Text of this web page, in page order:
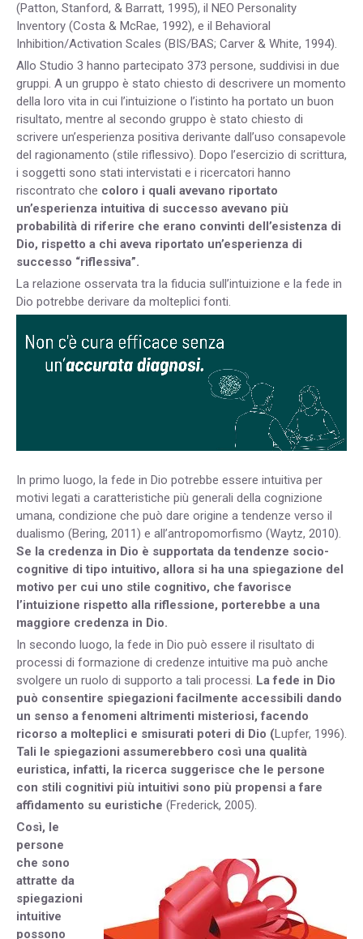
(Patton, Stanford, & Barratt, 1995), il NEO Personality
Inventory (Costa & McRae, 1992), e il Behavioral
Inhibition/Activation Scales (BIS/BAS; Carver & White, 1994).
Allo Studio 3 hanno partecipato 373 persone, suddivisi in due
gruppi. A un gruppo è stato chiesto di descrivere un momento
della loro vita in cui l’intuizione o l’istinto ha portato un buon
risultato, mentre al secondo gruppo è stato chiesto di
scrivere un’esperienza positiva derivante dall’uso consapevole
del ragionamento (stile riflessivo). Dopo l’esercizio di scrittura,
i soggetti sono stati intervistati e i ricercatori hanno
riscontrato che coloro i quali avevano riportato
un’esperienza intuitiva di successo avevano più
probabilità di riferire che erano convinti dell’esistenza di
Dio, rispetto a chi aveva riportato un’esperienza di
successo “riflessiva”.
La relazione osservata tra la fiducia sull’intuizione e la fede in
Dio potrebbe derivare da molteplici fonti.
In primo luogo, la fede in Dio potrebbe essere intuitiva per
motivi legati a caratteristiche più generali della cognizione
umana, condizione che può dare origine a tendenze verso il
dualismo (Bering, 2011) e all’antropomorfismo (Waytz, 2010).
Se la credenza in Dio è supportata da tendenze socio-
cognitive di tipo intuitivo, allora si ha una spiegazione del
motivo per cui uno stile cognitivo, che favorisce
l’intuizione rispetto alla riflessione, porterebbe a una
maggiore credenza in Dio.
In secondo luogo, la fede in Dio può essere il risultato di
processi di formazione di credenze intuitive ma può anche
svolgere un ruolo di supporto a tali processi. La fede in Dio
può consentire spiegazioni facilmente accessibili dando
un senso a fenomeni altrimenti misteriosi, facendo
ricorso a molteplici e smisurati poteri di Dio (Lupfer, 1996).
Tali le spiegazioni assumerebbero così una qualità
euristica, infatti, la ricerca suggerisce che le persone
con stili cognitivi più intuitivi sono più propensi a fare
affidamento su euristiche (Frederick, 2005).
Così, le
persone
che sono
attratte da
spiegazioni
intuitive
possono